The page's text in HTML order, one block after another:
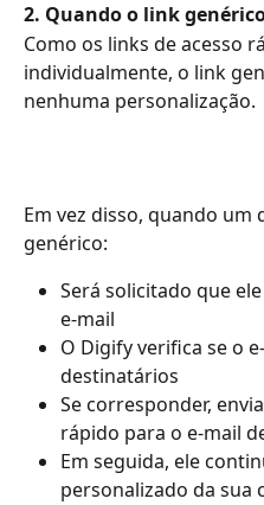
2. Quando o link
Como os links de acesso
individualmente, o link
nenhuma personalização.
Em vez disso, quando
genérico:
Será solicitado que
e-mail
O Digify verifica se o
destinatários
Se corresponder,
rápido para o e-mail
Em seguida, ele
personalizado da sua